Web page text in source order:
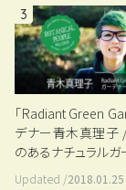
3
「Radiant Green
デナー青木真理子
のあるナチュラルガ
Updated /2018.01.25